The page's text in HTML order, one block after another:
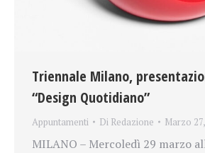
Triennale Milano,
“Design Quotidiano”
Appuntamenti Di Redazione Marzo
MILANO – Mercoledì 29 marzo